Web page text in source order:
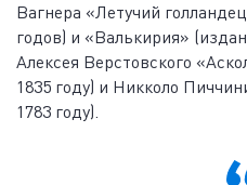
Вагнера «Летучий
годов) и «Валькирия»
Алексея Верстовского
1835 году) и Никколо
1783 году).